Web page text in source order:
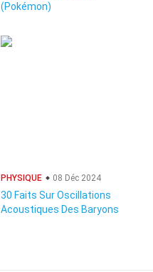
(Pokémon)
PHYSIQUE 08 Déc 2024
30 Faits Sur Oscillations
Acoustiques Des Baryons